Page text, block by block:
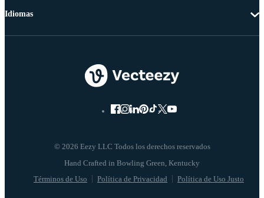
© 2026 Eezy LLC Todos los derechos reservados
Términos de Uso Política de Privacidad Política de Uso Justo
Idiomas